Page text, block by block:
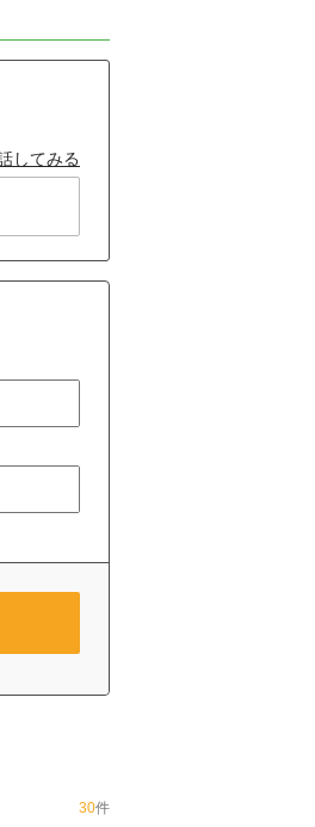
してみる
30件